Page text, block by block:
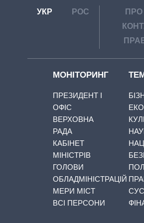
УКР РОС
МОНІТОРИНГ
ПРЕЗИДЕНТ І
ОФІС
ВЕРХОВНА
РАДА
КАБІНЕТ
МІНІСТРІВ
ГОЛОВИ
ОБЛАДМІНІСТРАЦІЙ
МЕРИ МІСТ
ВСІ ПЕРСОНИ